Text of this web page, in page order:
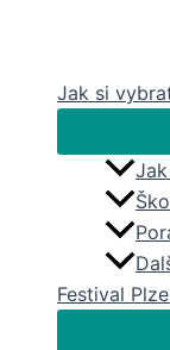
Jak si
Festival